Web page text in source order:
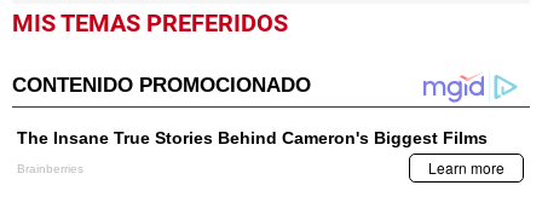
MIS TEMAS PREFERIDOS